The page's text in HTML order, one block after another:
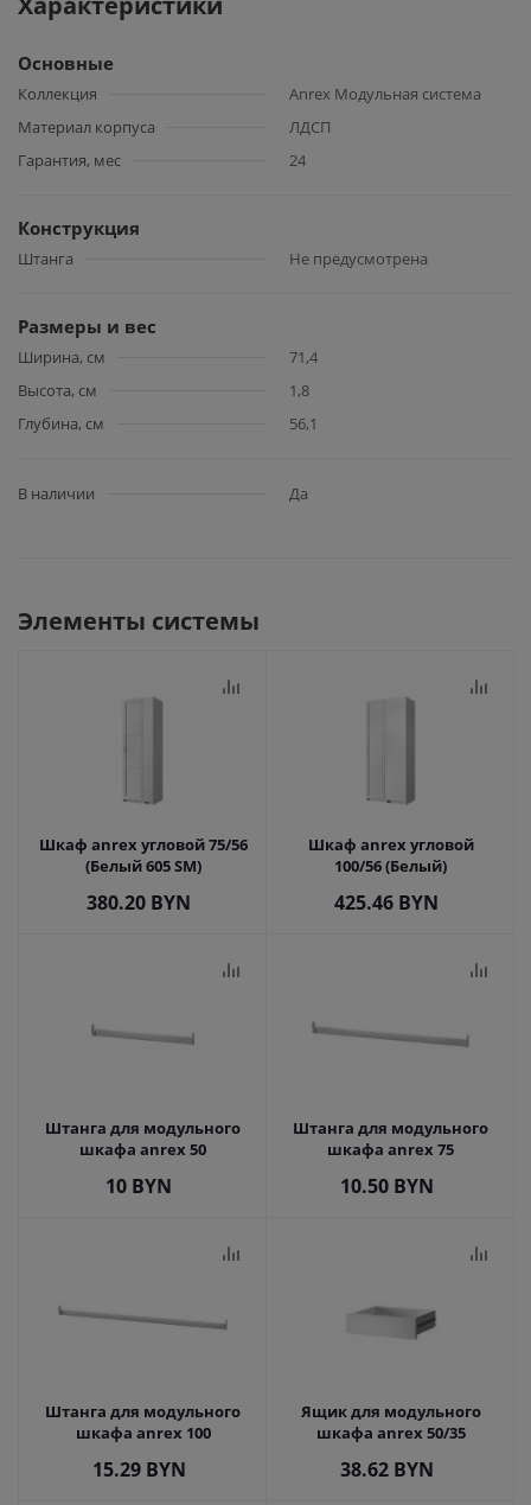
Основные
Коллекция
Anrex Модульная система
Материал корпуса
ЛДСП
Гарантия, мес
24
Конструкция
Штанга Не предусмотрена
Размеры и вес
Ширина, см
71,4
Высота, см
1,8
Глубина, см
56,1
В наличии Да
Элементы системы
Шкаф anrex угловой 75/56
(Белый 605 SM)
380.20 BYN
Шкаф anrex угловой
100/56 (Белый)
425.46 BYN
Штанга для модульного
шкафа anrex 50
10 BYN
Штанга для модульного
шкафа anrex 75
10.50BYN
Штанга для модульного
шкафа anrex 100
15.29BYN
Ящик для модульного
шкафа anrex 50/35
38.62BYN